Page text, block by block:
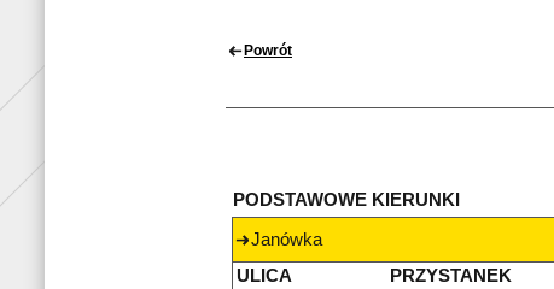
Powrót
PODSTAWOWE KIERUNKI
Janówka
ULICA
PRZYSTANEK